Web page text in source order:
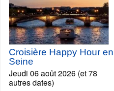
Croisière Happy Hour en
Seine
Jeudi 06 août 2026 (et 78
autres dates)